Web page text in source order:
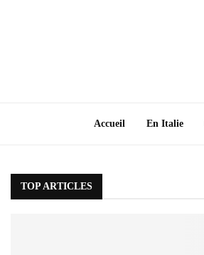
Accueil En Italie
TOP ARTICLES